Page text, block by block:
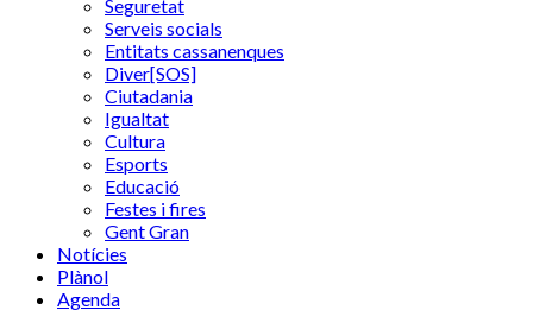
Seguretat
Serveis socials
Entitats cassanenques
Diver[SOS]
Ciutadania
Igualtat
Cultura
Esports
Educació
Festes i fires
Gent Gran
Notícies
Plànol
Agenda